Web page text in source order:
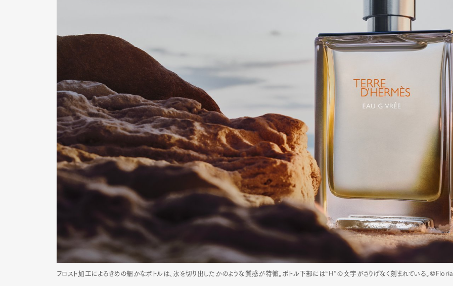
フロスト加工によるきめの細かなボトルは、氷を切り出したかのような質感が特徴。ボトル下部には“H”の文字がさりげなく刻まれている。